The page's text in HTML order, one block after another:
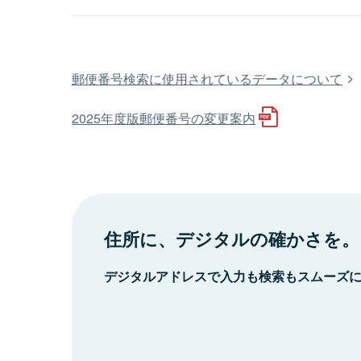
郵便番号検索に使用されているデータについて
2025年度版郵便番号の変更案内
住所に、デジタルの確かさを。
デジタルアドレスで入力も検索もスムーズ